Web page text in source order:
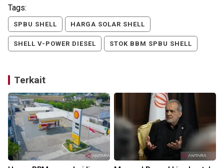
Tags:
SPBU SHELL HARGA SOLAR SHELL
SHELL V-POWER DIESEL STOK BBM SPBU SHELL
Terkait